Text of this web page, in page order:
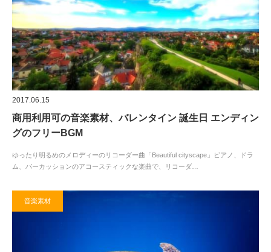
2017.06.15
商用利用可の音楽素材、バレンタイン 誕生日 エンディン
グのフリーBGM
ゆったり明るめのメロディーのリコーダー曲「Beautiful cityscape」ピアノ、ドラ
ム、パーカッションのアコースティックな楽曲で、リコーダ…
音楽素材